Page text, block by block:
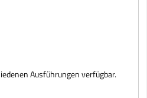
Ausführungen verfügbar.